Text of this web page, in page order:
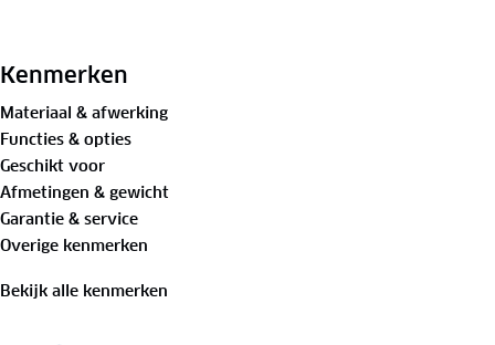
De Human Nature campingstoel luxe met zijtafel is al
talloze vakanties voor extra luxe gezorgd. Door de
verder verfijnd op basis van jullie feedback en reviews.
optimaal van je vakantie kunt genieten.
Let op: na gebruik droog opbergen.
Specificaties campingstoel
✓ Verbrede poten voor betere stabiliteit en het
Kenmerken
Materiaal & afwerking
Functies & opties
Geschikt voor
Afmetingen & gewicht
Garantie & service
Overige kenmerken
Bekijk alle kenmerken